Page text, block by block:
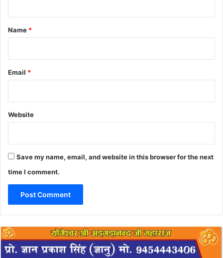
*
Name *
Email *
Website
Save my name, email, and website in this browser for the next
time I comment.